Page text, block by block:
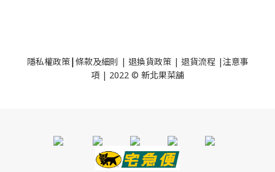
隱私權政策|條款及細則 | 退換貨政策| 退貨流程 |注意事
項 | 2022 © 新北果菜舖